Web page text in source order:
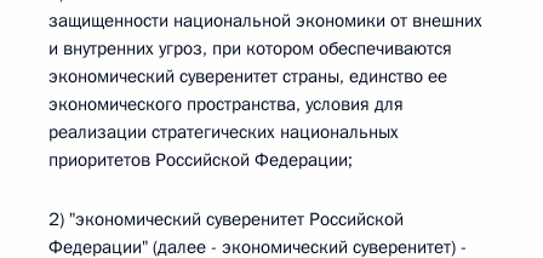
защищенности национальной экономики от внешних
и внутренних угроз, при котором обеспечиваются
экономический суверенитет страны, единство ее
экономического пространства, условия для
реализации стратегических национальных
приоритетов Российской Федерации;
2) "экономический суверенитет Российской
Федерации" (далее - экономический суверенитет) -